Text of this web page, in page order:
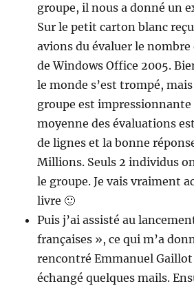
groupe, il nous a donné un
Sur le petit carton blanc
avions du évaluer le nombre
de Windows Office 2005.
le monde s’est trompé,
groupe est impressionnante
moyenne des évaluations
de lignes et la bonne
Millions. Seuls 2 individus
le groupe. Je vais vraiment
livre 🙂
Puis j’ai assisté au
françaises », ce qui m’a
rencontré Emmanuel Gaillot
échangé quelques mails.